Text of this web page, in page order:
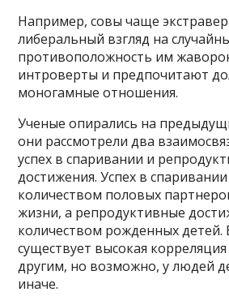
Например, совы чаще
либеральный взгляд на
противоположность им
интроверты и предпочитают
моногамные отношения.
Ученые опирались на
они рассмотрели два
успех в спаривании и
достижения. Успех в
количеством половых
жизни, а репродуктивные
количеством рожденных
существует высокая
другим, но возможно, у людей
иначе.